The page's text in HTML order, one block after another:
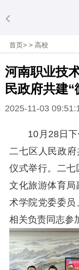
首页>>高校
河南职业技
民政府共建
2025-11-03
10月28日
二七区人民政府
仪式举行。二七
文化旅游体育局
术学院党委委
相关负责同志参